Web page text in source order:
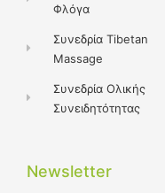
Φλόγα
Συνεδρία Tibetan
Massage
Συνεδρία Ολικής
Συνειδητότητας
Newsletter